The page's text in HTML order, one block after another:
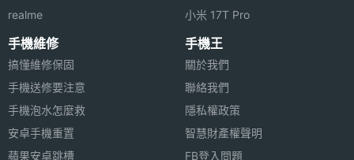
◎ 支援 3GP、AVI 格式影片播放
◎ 內建錄音功能
MLB M700G 上市時間未定，以上規格僅供參考，手
機王隨時補充最新資料。
realme
小米 17T Pro
手機維修
搞懂維修保固
手機送修要注意
手機泡水怎麼救
安卓手機重置
蘋果安卓跳槽
手機王
關於我們
聯絡我們
隱私權政策
智慧財產權聲明
FB登入問題